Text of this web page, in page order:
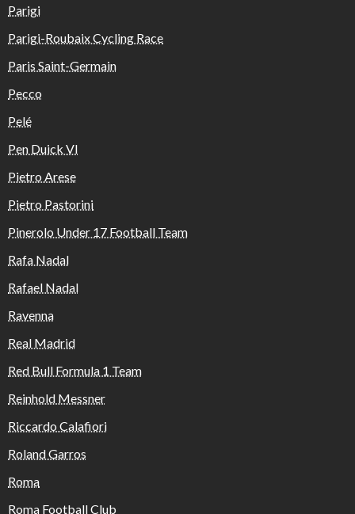
Parigi
Parigi-Roubaix Cycling Race
Paris Saint-Germain
Pecco
Pelé
Pen Duick VI
Pietro Arese
Pietro Pastorini
Pinerolo Under 17 Football Team
Rafa Nadal
Rafael Nadal
Ravenna
Real Madrid
Red Bull Formula 1 Team
Reinhold Messner
Riccardo Calafiori
Roland Garros
Roma
Roma Football Club